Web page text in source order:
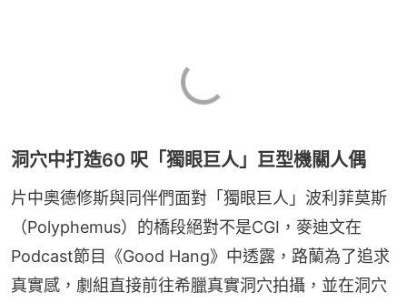
洞穴中打造60 呎「獨眼巨人」巨型機關人偶
片中奧德修斯與同伴們面對「獨眼巨人」波利菲莫斯
（Polyphemus）的橋段絕對不是CGI，麥迪文在
Podcast節目《Good Hang》中透露，路蘭為了追求
真實感，劇組直接前往希臘真實洞穴拍攝，並在洞穴